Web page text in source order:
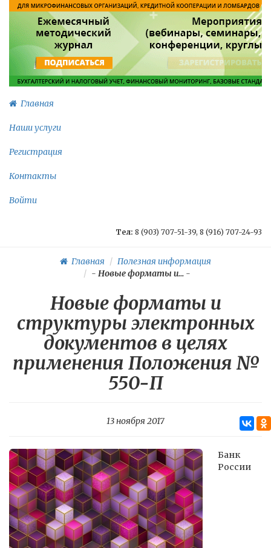
Главная
Наши услуги
Регистрация
Контакты
Войти
Тел: 8 (903) 707-51-39, 8 (916) 707-24-93
Главная
Полезная информация
- Новые форматы и... -
Новые форматы и
структуры электронных
документов в целях
применения Положения №
550-П
13 ноября 2017
Банк
России